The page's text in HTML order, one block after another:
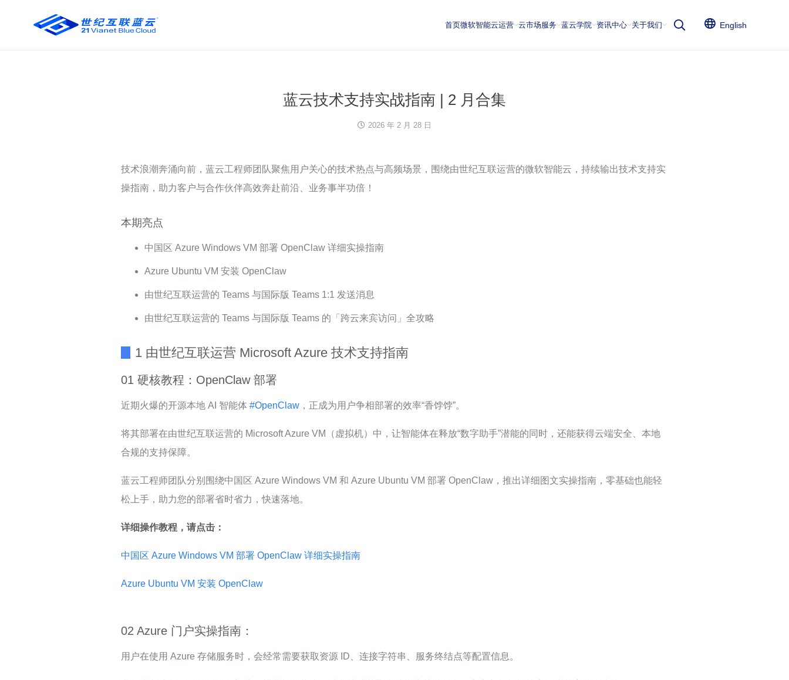
首页微软智能云运营 云市场服务 蓝云学院 资讯中心 关于我们 English
蓝云技术支持实战指南 | 2 月合集
2026 年 2 月 28 日
技术浪潮奔涌向前，蓝云工程师团队聚焦用户关心的技术热点与高频场景，围绕由世纪互联运营的微软智能云，持续输出技术支持实
操指南，助力客户与合作伙伴高效奔赴前沿、业务事半功倍！
本期亮点
中国区 Azure Windows VM 部署 OpenClaw 详细实操指南
Azure Ubuntu VM 安装 OpenClaw
由世纪互联运营的 Teams 与国际版 Teams 1:1 发送消息
由世纪互联运营的 Teams 与国际版 Teams 的「跨云来宾访问」全攻略
1 由世纪互联运营 Microsoft Azure 技术支持指南
01 硬核教程：OpenClaw 部署
近期火爆的开源本地 AI 智能体#OpenClaw ，正成为用户争相部署的效率“香饽饽”。
将其部署在由世纪互联运营的 Microsoft Azure VM（虚拟机）中，让智能体在释放“数字助手”潜能的同时，还能获得云端安全、本地
合规的支持保障。
蓝云工程师团队分别围绕中国区 Azure Windows VM 和 Azure Ubuntu VM 部署 OpenClaw，推出详细图文实操指南，零基础也能轻
松上手，助力您的部署省时省力，快速落地。
详细操作教程，请点击：
中国区 Azure Windows VM 部署 OpenClaw 详细实操指南
Azure Ubuntu VM 安装 OpenClaw
02 Azure 门户实操指南：
用户在使用 Azure 存储服务时，会经常需要获取资源 ID、连接字符串、服务终结点等配置信息。